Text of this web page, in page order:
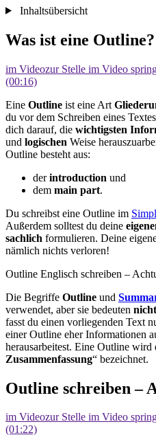
Inhaltsübersicht
Was ist eine Outline?
im Videozur Stelle im Video
(00:16)
Eine Outline ist eine Art
du vor dem Schreiben eines
dich darauf, die wichtigsten
und logischen Weise
Outline besteht aus:
derintroduction und
dem main part.
Du schreibst eine Outline im
Außerdem solltest du deine
sachlich formulieren. Deine
nämlich nichts verloren!
Outline Englisch schreiben –
Die Begriffe Outline und
verwendet, aber sie bedeuten
fasst du einen vorliegenden Text
einer Outline eher Informationen
herausarbeitest. Eine Outline wird
Zusammenfassung“ bezeichnet.
Outline schreiben –
im Videozur Stelle im Video
(01:22)